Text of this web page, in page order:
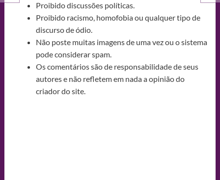
Proibido discussões políticas.
Proibido racismo, homofobia ou qualquer tipo de
discurso de ódio.
Não poste muitas imagens de uma vez ou o sistema
pode considerar spam.
Os comentários são de responsabilidade de seus
autores e não refletem em nada a opinião do
criador do site.